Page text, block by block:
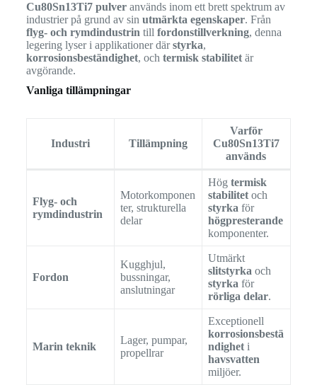
Cu80Sn13Ti7 pulveranvänds inom ett brett spektrum av
industrier på grund av sin utmärkta egenskaper. Från
flyg- och rymdindustrintill fordonstillverkning, denna
legering lyser i applikationer därstyrka,
korrosionsbeständighet, och termisk stabilitetär
avgörande.
Vanliga tillämpningar
Industri Tillämpning
Varför
Cu80Sn13Ti7
används
Flyg- och
rymdindustrin
Motorkomponen
ter, strukturella
delar
Hög termisk
stabilitetoch
styrka för
högpresterande
komponenter.
Fordon
Kugghjul,
bussningar,
anslutningar
Utmärkt
slitstyrka och
styrka för
rörliga delar.
Marin teknik
Lager, pumpar,
propellrar
Exceptionell
korrosionsbestä
ndigheti
havsvatten
miljöer.